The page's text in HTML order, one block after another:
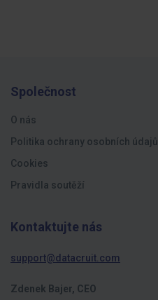
Společnost
O nás
Politika ochrany osobních údajů
Cookies
Pravidla soutěží
Kontaktujte nás
support@datacruit.com
Zdenek Bajer, CEO